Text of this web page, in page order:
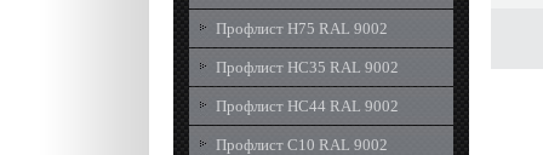
Профлист Н75 RAL 9002
Профлист НС35 RAL 9002
Профлист НС44 RAL 9002
Профлист С10 RAL 9002